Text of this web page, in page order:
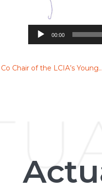
00:00
Sara Nadeau Seguin has been appointed as a Co Chair of the LCIA’s Young International Arbitration Group